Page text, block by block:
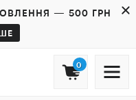
— 500 ГРН
0